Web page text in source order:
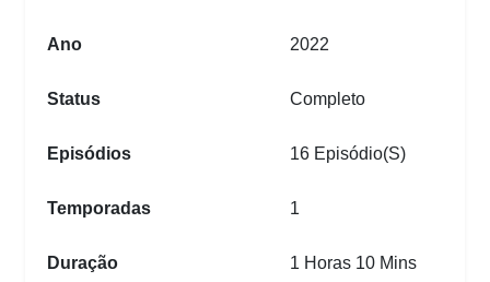
Ano 2022
Status Completo
Episódios 16 Episódio(s)
Temporadas 1
Duração 1 Horas 10 Mins